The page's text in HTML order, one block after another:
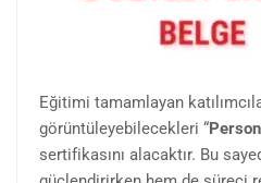
Eğitimi tamamlayan
görüntüleyebilecekleri “
sertifikasını alacaktır. Bu